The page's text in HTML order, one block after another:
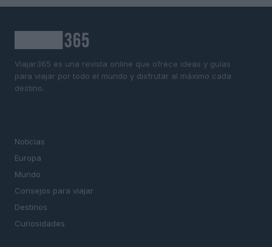
Viajar365 es una revista online que ofrece ideas y guías
para viajar por todo el mundo y disfrutar al máximo cada
destino.
Noticias
Europa
Mundo
Consejos para viajar
Destinos
Curiosidades